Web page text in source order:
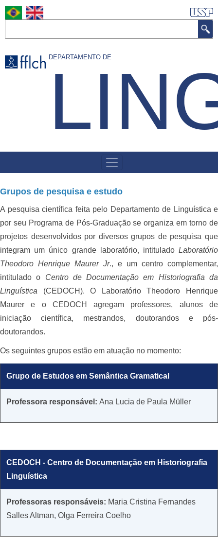
Pular
para
principal
DEPARTAMENTO DE
DE
Grupos de pesquisa e estudo
A pesquisa científica feita pelo Departamento de Linguística e
por seu Programa de Pós-Graduação se organiza em torno de
projetos desenvolvidos por diversos grupos de pesquisa que
integram um único grande laboratório, intitulado Laboratório
Theodoro Henrique Maurer Jr., e um centro complementar,
intitulado o Centro de Documentação em Historiografia da
Linguística (CEDOCH). O Laboratório Theodoro Henrique
Maurer e o CEDOCH agregam professores, alunos de
iniciação científica, mestrandos, doutorandos e pós-
doutorandos.
Os seguintes grupos estão em atuação no momento:
Grupo de Estudos em Semântica Gramatical
​​Professora responsável: Ana Lucia de Paula Müller
CEDOCH - Centro de Documentação em Historiografia
Linguística
​​Professoras responsáveis: Maria Cristina Fernandes
Salles Altman, Olga Ferreira Coelho